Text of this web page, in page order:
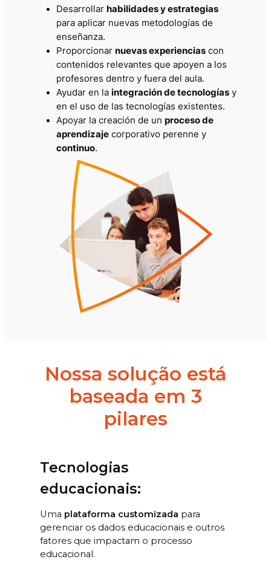
Desarrollar habilidades y estrategias
para aplicar nuevas metodologías de
enseñanza.
Proporcionar nuevas experienciascon
contenidos relevantes que apoyen a los
profesores dentro y fuera del aula.
Ayudar en la integración de tecnologíasy
en el uso de las tecnologías existentes.
Apoyar la creación de un proceso de
aprendizajecorporativo perenne y
continuo.
Nossa solução está
baseada em 3
pilares
Tecnologias
educacionais:
Uma plataforma customizada para
gerenciar os dados educacionais e outros
fatores que impactam o processo
educacional.